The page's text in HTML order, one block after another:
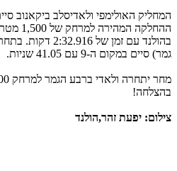
גמר) סיים במקום ה-9 עם 41.05 שניות.
מחר יתחרה ולאדי ברבע הגמר למרחק 1000 מטרים.
בהצלחה!
צילום: יפעת זהר,הולנד